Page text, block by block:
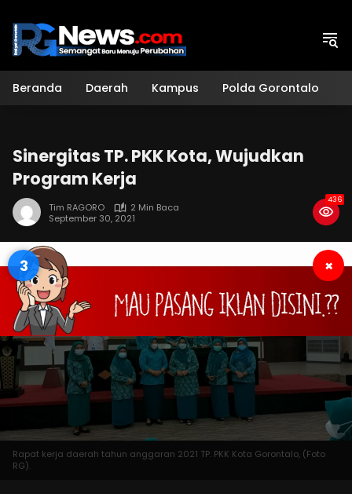
konten
Beranda Daerah Kampus Polda Gorontalo
Sinergitas TP. PKK Kota, Wujudkan
Program Kerja
Tim RAGORO
2 Min Baca
September 30, 2021
436
2 ×
Rapat kerja daerah tahun anggaran 2021 TP. PKK Kota Gorontalo, (Foto
RG).